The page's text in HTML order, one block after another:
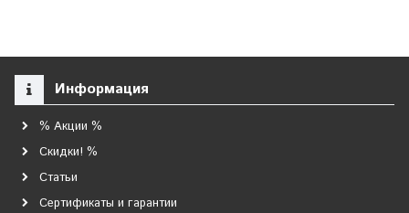
Информация
% Акции %
Скидки! %
Статьи
Сертификаты и гарантии